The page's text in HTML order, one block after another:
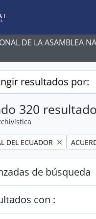
DE LA ASAMBLEA
resultados por:
320
DEL ECUADOR
de búsqueda
con :